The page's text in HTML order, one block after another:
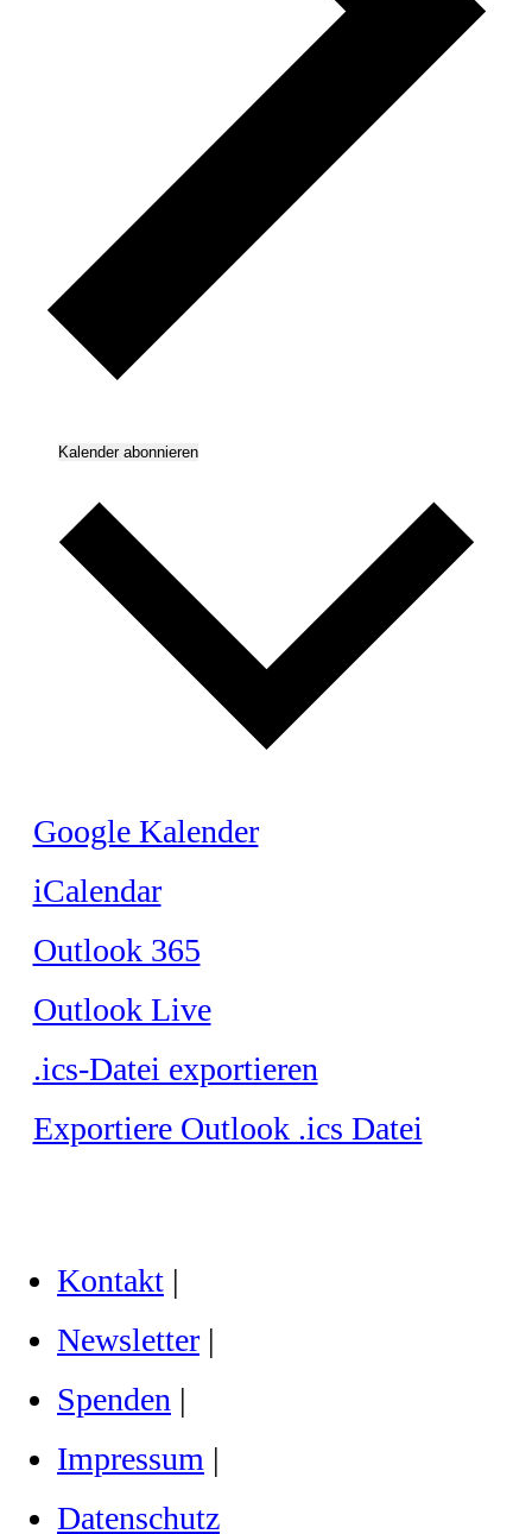
Kalender abonnieren
Google Kalender
iCalendar
Outlook 365
Outlook Live
.ics-Datei exportieren
Exportiere Outlook .ics Datei
Kontakt |
Newsletter |
Spenden |
Impressum |
Datenschutz